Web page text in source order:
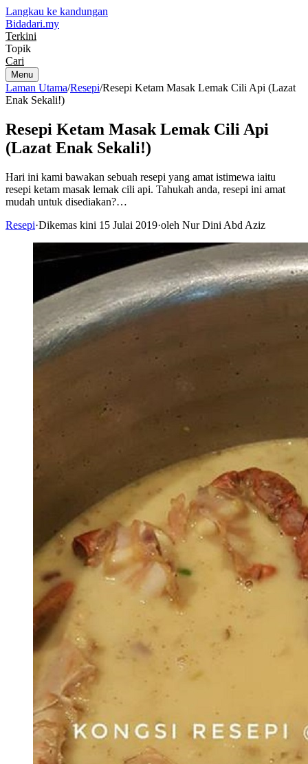
Langkau ke kandungan
Bidadari.my
Terkini
Topik
Cari
Menu
Laman Utama/Resepi/Resepi Ketam Masak Lemak Cili Api (Lazat
Enak Sekali!)
Resepi Ketam Masak Lemak Cili Api
(Lazat Enak Sekali!)
Hari ini kami bawakan sebuah resepi yang amat istimewa iaitu
resepi ketam masak lemak cili api. Tahukah anda, resepi ini amat
mudah untuk disediakan?…
Resepi·Dikemas kini 15 Julai 2019·oleh Nur Dini Abd Aziz